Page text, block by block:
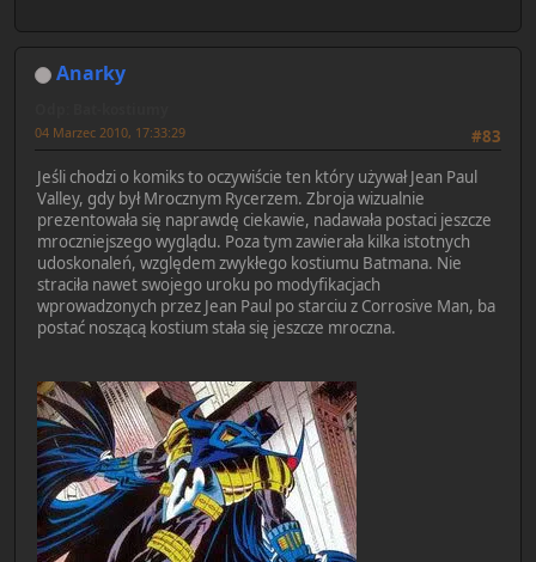
Anarky
#83
04 Marzec 2010, 17:33:29
Jeśli chodzi o komiks to oczywiście ten który używał Jean Paul
Valley, gdy był Mrocznym Rycerzem. Zbroja wizualnie
prezentowała się naprawdę ciekawie, nadawała postaci jeszcze
mroczniejszego wyglądu. Poza tym zawierała kilka istotnych
udoskonaleń, względem zwykłego kostiumu Batmana. Nie
straciła nawet swojego uroku po modyfikacjach
wprowadzonych przez Jean Paul po starciu z Corrosive Man, ba
postać noszącą kostium stała się jeszcze mroczna.